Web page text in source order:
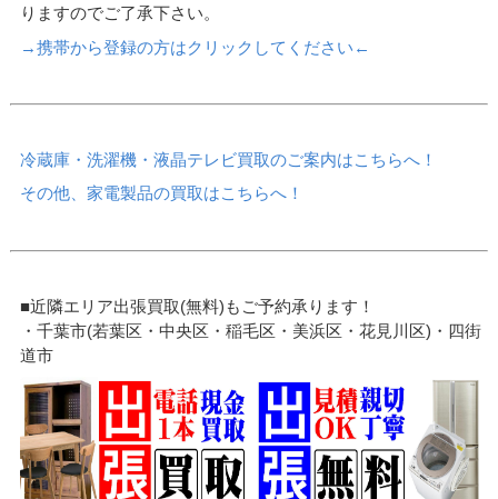
りますのでご了承下さい。
→携帯から登録の方はクリックしてください←
冷蔵庫・洗濯機・液晶テレビ買取のご案内はこちらへ！
その他、家電製品の買取はこちらへ！
■近隣エリア出張買取(無料)もご予約承ります！
・千葉市(若葉区・中央区・稲毛区・美浜区・花見川区)・四街
道市